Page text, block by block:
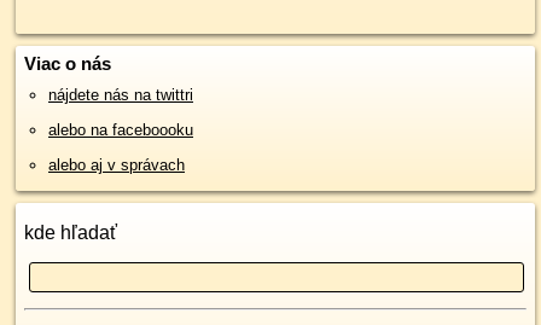
Viac o nás
nájdete nás na twittri
alebo na faceboooku
alebo aj v správach
kde hľadať